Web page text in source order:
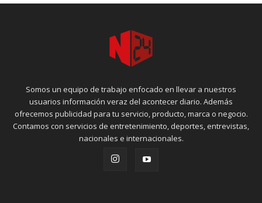
Somos un equipo de trabajo enfocado en llevar a nuestros
usuarios información veraz del acontecer diario. Además
ofrecemos publicidad para tu servicio, producto, marca o negocio.
Contamos con servicios de entretenimiento, deportes, entrevistas,
nacionales e internacionales.